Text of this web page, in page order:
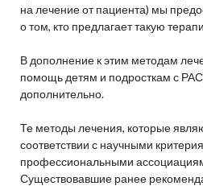
на лечение от пациента) мы
о том, кто предлагает такую
В дополнение к этим методам
помощь детям и подросткам с
дополнительно.
Те методы лечения, которые
соответствии с научными
профессиональными
Существовавшие ранее